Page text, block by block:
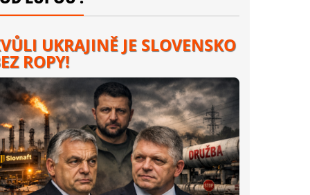
UKRAJINĚ JE SLOVENSKO
ROPY!